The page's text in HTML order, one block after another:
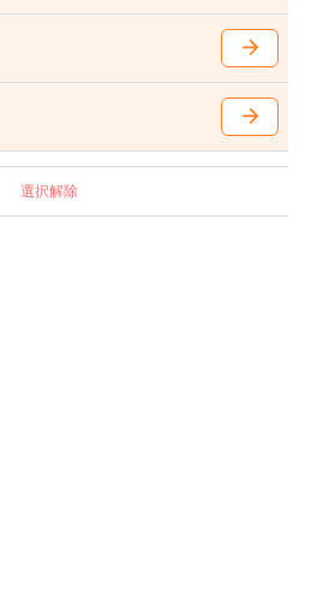
棚、通線カバー(8本)のセットです。
カバーは同樹種、同色塗装です。
厚15mm
選択解除